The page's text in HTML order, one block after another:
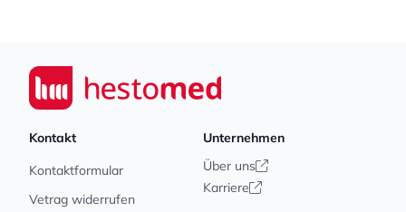
Seiwert GmbH
Kontakt
Kontaktformular
Vetrag widerrufen
Unternehmen
Über uns
Karriere